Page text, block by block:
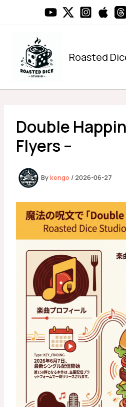
Roasted
Double
Flyers –
Bykengo / 2026-06-27